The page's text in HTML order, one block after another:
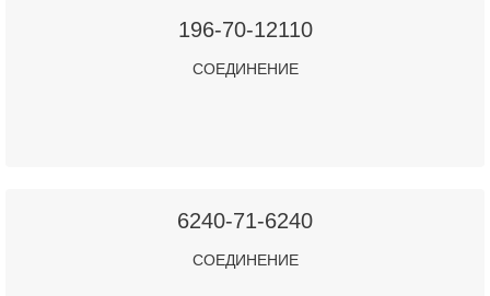
196-70-12110
СОЕДИНЕНИЕ
6240-71-6240
СОЕДИНЕНИЕ